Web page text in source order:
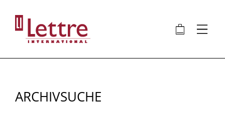
Inhalt
🛍 ⋮
ARCHIVSUCHE